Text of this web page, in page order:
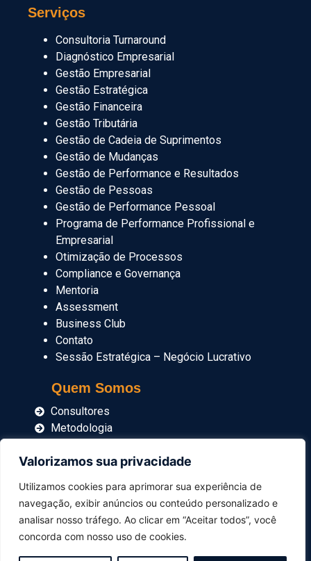
Valorizamos sua privacidade
Utilizamos cookies para aprimorar sua experiência de
navegação, exibir anúncios ou conteúdo personalizado e
analisar nosso tráfego. Ao clicar em “Aceitar todos”, você
concorda com nosso uso de cookies.
Quem Somos
Consultores
Metodologia
Imprensa
Carrinho
Serviços
Consultoria Turnaround
Diagnóstico Empresarial
Gestão Empresarial
Gestão Estratégica
Gestão Financeira
Gestão Tributária
Gestão de Cadeia de Suprimentos
Gestão de Mudanças
Gestão de Performance e Resultados
Gestão de Pessoas
Gestão de Performance Pessoal
Programa de Performance Profissional e
Empresarial
Otimização de Processos
Compliance e Governança
Mentoria
Assessment
Business Club
Contato
Sessão Estratégica – Negócio Lucrativo